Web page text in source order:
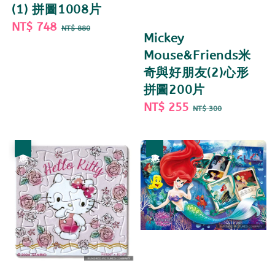
(1) 拼圖1008片
Sale
NT$ 748 Regular
NT$ 880
Mickey
Mouse&Friends米
奇與好朋友(2)心形
拼圖200片
Sale
NT$ 255 Regular
NT$ 300